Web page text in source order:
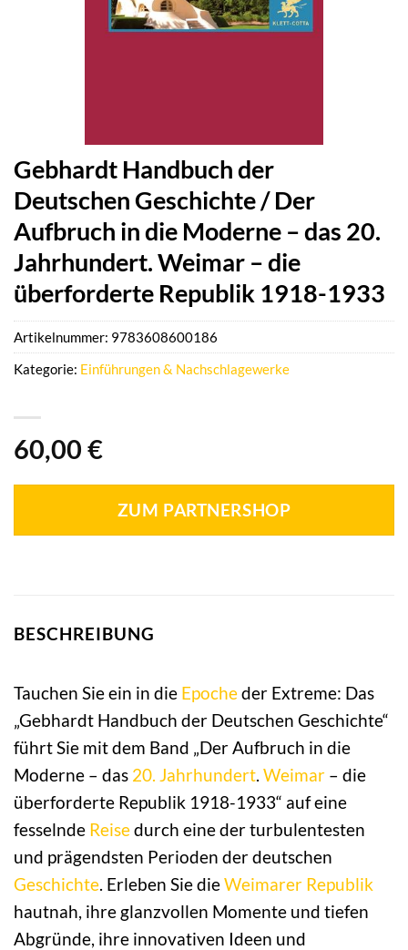
Gebhardt Handbuch der
Deutschen Geschichte / Der
Aufbruch in die Moderne – das 20.
Jahrhundert. Weimar – die
überforderte Republik 1918-1933
60,00 €
ZUM PARTNERSHOP
Artikelnummer: 9783608600186
Kategorie: Einführungen & Nachschlagewerke
BESCHREIBUNG
Tauchen Sie ein in die Epocheder Extreme: Das
„Gebhardt Handbuch der Deutschen Geschichte“
führt Sie mit dem Band „Der Aufbruch in die
Moderne – das 20. Jahrhundert Weimar – die
überforderte Republik 1918-1933“ auf eine
fesselnde Reisedurch eine der turbulentesten
und prägendsten Perioden der deutschen
Geschichte . Erleben Sie dieWeimarer Republik
hautnah, ihre glanzvollen Momente und tiefen
Abgründe, ihre innovativen Ideen und